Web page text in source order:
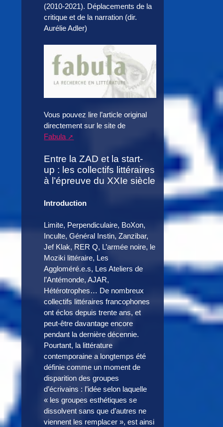
(2010-2021). Déplacements de la
critique et de la narration (dir.
Aurélie Adler)
Vous pouvez lire l’article original
directement sur le site de
Fabula
Entre la ZAD et la start-
up : les collectifs littéraires
à l’épreuve du XXIe siècle
Introduction
Limite, Perpendiculaire, BoXon,
Inculte, Général Instin, Zanzibar,
Jef Klak, RER Q, L’armée noire, le
Moziki littéraire, Les
Aggloméré.e.s, Les Ateliers de
l’Antémonde, AJAR,
Hétérotrophes… De nombreux
collectifs littéraires francophones
ont éclos depuis trente ans, et
peut-être davantage encore
pendant la dernière décennie.
Pourtant, la littérature
contemporaine a longtemps été
définie comme un moment de
disparition des groupes
d’écrivains : l’idée selon laquelle
« les groupes esthétiques se
dissolvent sans que d’autres ne
viennent les remplacer », est ainsi